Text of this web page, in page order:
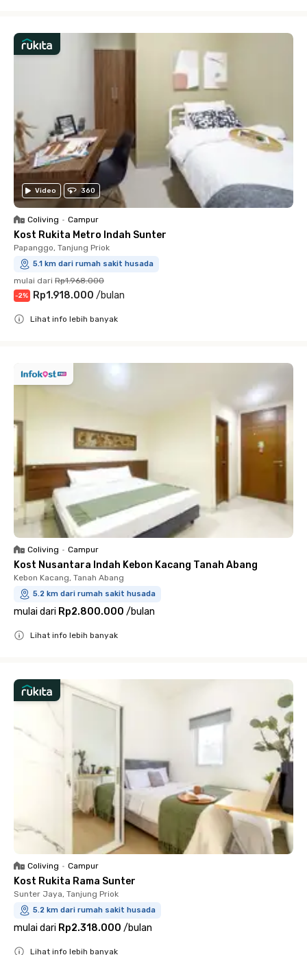
Video 360
Coliving • Campur
Kost Rukita Metro Indah Sunter
Papanggo, Tanjung Priok
5.1 km dari rumah sakit husada
mulai dari Rp1.968.000
-2% Rp1.918.000 /bulan
Lihat info lebih banyak
Coliving • Campur
Kost Nusantara Indah Kebon Kacang Tanah Abang
Kebon Kacang, Tanah Abang
5.2 km dari rumah sakit husada
mulai dari Rp2.800.000 /bulan
Lihat info lebih banyak
Coliving • Campur
Kost Rukita Rama Sunter
Sunter Jaya, Tanjung Priok
5.2 km dari rumah sakit husada
mulai dari Rp2.318.000 /bulan
Lihat info lebih banyak